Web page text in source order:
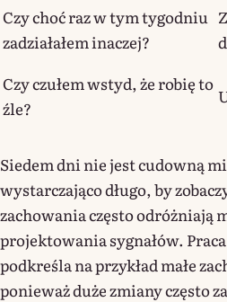
Czy choć raz w tym tygodniu
zadziałałem inaczej?
Czy czułem wstyd, że robię to
źle?
Siedem dni nie jest cudowną
wystarczająco długo, by
zachowania często odróżniają
projektowania sygnałów.
podkreśla na przykład małe
ponieważ duże zmiany często